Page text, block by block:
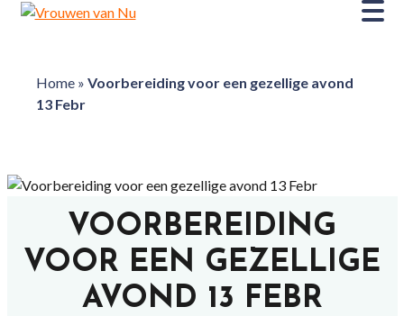
Home» Voorbereiding voor een gezellige avond
13 Febr
VOORBEREIDING
VOOR EEN GEZELLIGE
AVOND 13 FEBR